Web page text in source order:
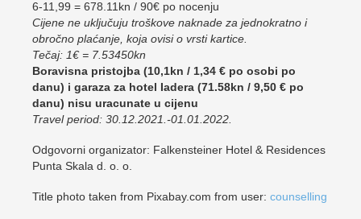
6-11,99 = 678.11kn / 90€ po nocenju
Cijene ne uključuju troškove naknade za jednokratno i
obročno plaćanje, koja ovisi o vrsti kartice.
Tečaj: 1€ = 7.53450kn
Boravisna pristojba (10,1kn / 1,34 € po osobi po
danu) i garaza za hotel Iadera (71.58kn / 9,50 € po
danu) nisu uracunate u cijenu
Travel period: 30.12.2021.-01.01.2022.
Odgovorni organizator: Falkensteiner Hotel & Residences
Punta Skala d. o. o.
Title photo taken from Pixabay.com from user: counselling